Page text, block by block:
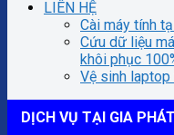
LIÊN HỆ
Cài máy tính
Cứu dữ liệu
khôi phục
Vệ sinh
DỊCH VỤ TẠI GIA PHÁT